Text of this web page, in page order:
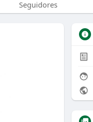
Seguidores